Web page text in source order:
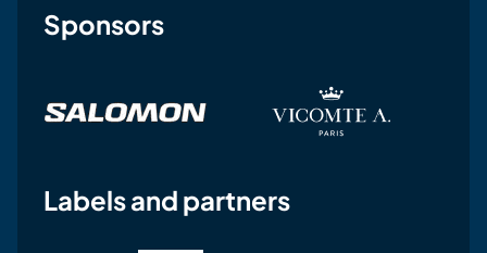
Sponsors
Labels and partners